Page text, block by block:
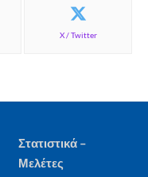
X / Twitter
Στατιστικά –
Μελέτες